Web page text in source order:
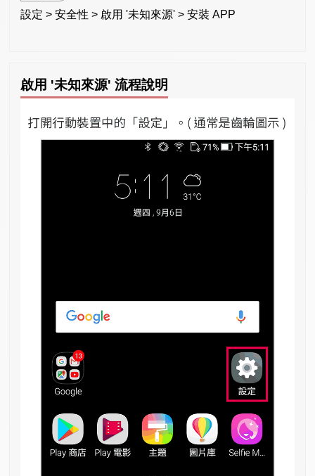
設定 > 安全性 > 啟用 '未知來源' > 安裝 APP
啟用 '未知來源' 流程說明